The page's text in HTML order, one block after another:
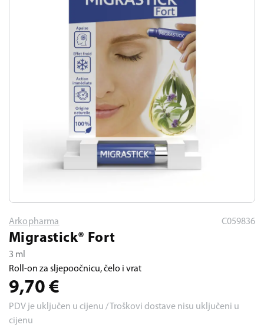
Arkopharma C059836
Migrastick® Fort
3 ml
Roll-on za sljepoočnicu, čelo i vrat
9,70 €
PDV je uključen u cijenu / Troškovi dostave nisu uključeni u
cijenu